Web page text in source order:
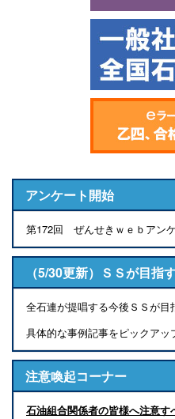
アンケート開始
第172回 ぜんせきｗｅｂアン
（5/30更新）ＳＳが目指
全石連が提唱する今後ＳＳが目
具体的な事例記事をピックア
注意喚起コーナー
石油組合関係者の皆様へ注意